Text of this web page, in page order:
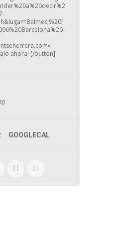
ahora! [/button]
GOOGLECAL